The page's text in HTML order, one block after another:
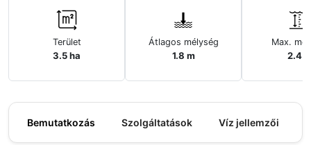
Terület
3.5 ha
Átlagos mélység
1.8 m
Max.
2.4
Bemutatkozás Szolgáltatások Víz jellemzői